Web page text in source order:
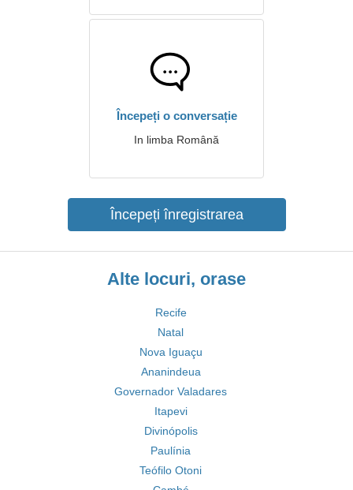
Începeți o conversație
In limba Română
Începeți înregistrarea
Alte locuri, orase
Recife
Natal
Nova Iguaçu
Ananindeua
Governador Valadares
Itapevi
Divinópolis
Paulínia
Teófilo Otoni